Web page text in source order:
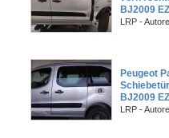
BJ2009
LRP -
Peugeot
BJ2009
LRP -